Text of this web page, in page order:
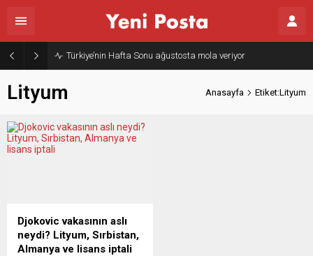
Türkiye’nin Hafta Sonu ağustosta mola veriyor
Lityum Anasayfa Etiket:Lityum
Djokovic vakasının aslı
neydi? Lityum, Sırbistan,
Almanya ve lisans iptali